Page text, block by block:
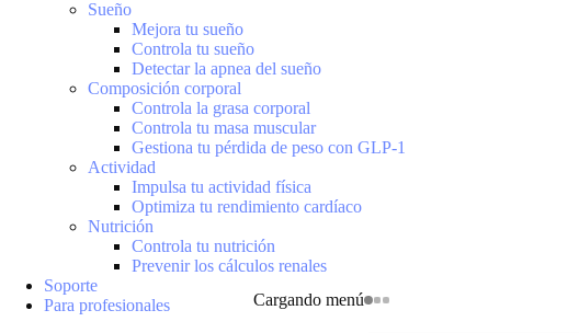
Cargando menú
Sueño
Mejora tu sueño
Controla tu sueño
Detectar la apnea del sueño
Composición corporal
Controla la grasa corporal
Controla tu masa muscular
Gestiona tu pérdida de peso con GLP-1
Actividad
Impulsa tu actividad física
Optimiza tu rendimiento cardíaco
Nutrición
Controla tu nutrición
Prevenir los cálculos renales
Soporte
Para profesionales